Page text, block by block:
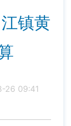
镇黄
26 09:41